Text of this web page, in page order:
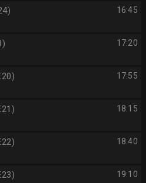
16:45
17:20
17:55
18:15
18:40
19:10